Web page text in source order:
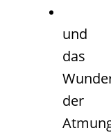
und
das
der